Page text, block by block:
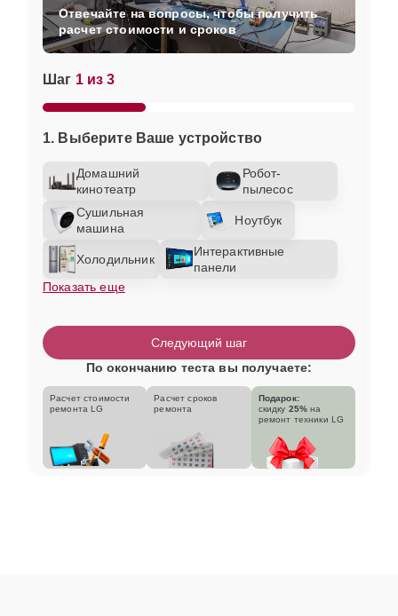
Шаг 1 из 3
1. Выберите Ваше устройство
Домашний
кинотеатр
Робот-
пылесос
Сушильная
машина
Ноутбук
Холодильник
Интерактивные
панели
Показать еще
Отвечайте на вопросы, чтобы получить
расчет стоимости и сроков
Следующий шаг
По окончанию теста вы получаете:
Расчет стоимости
ремонта LG
Расчет сроков
ремонта
Подарок:
скидку 25% на
ремонт техники LG